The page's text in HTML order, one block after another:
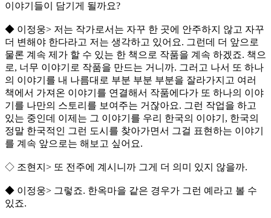
이야기들이 담기게 될까요?
◆ 이정웅> 저는 작가로서는 자꾸 한 곳에 안주하지 않고 자꾸
더 변해야 한다라고 저는 생각하고 있어요. 그런데 더 앞으로
물론 계속 제가 할 수 있는 한 책으로 작품을 계속 하겠죠. 책으
로, 너무 이야기로 작품을 만드는 거니까. 그러고 나서 또 하나
의 이야기를 내 나름대로 부분 부분 부분을 잘라가지고 여러
책에서 가져온 이야기를 연결해서 작품에다가 또 하나의 이야
기를 나만의 스토리를 보여주는 거잖아요. 그런 작업을 하고
있는 중인데 이제는 그 이야기를 우리 한국의 이야기, 한국의
정말 한국적인 그런 도시를 찾아가면서 그걸 표현하는 이야기
를 계속 앞으로는 해보고 싶어요.
◇ 조현지> 또 전주에 계시니까 그게 더 의미 있지 않을까.
◆ 이정웅> 그렇죠. 한옥마을 같은 경우가 그런 예라고 볼 수
있죠.